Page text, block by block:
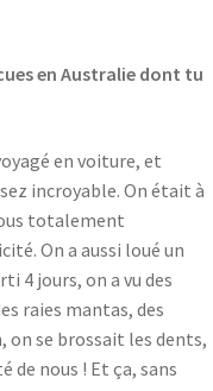
en Australie dont tu
en voiture, et
incroyable. On était à
totalement
On a aussi loué un
4 jours, on a vu des
raies mantas, des
on se brossait les dents,
de nous ! Et ça, sans